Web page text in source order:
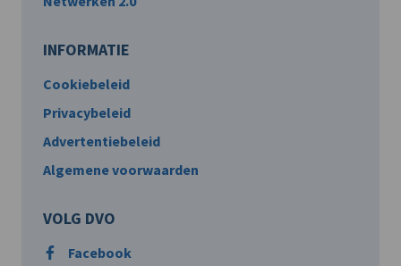
INFORMATIE
Cookiebeleid
Privacybeleid
Advertentiebeleid
Algemene voorwaarden
VOLG DVO
Facebook